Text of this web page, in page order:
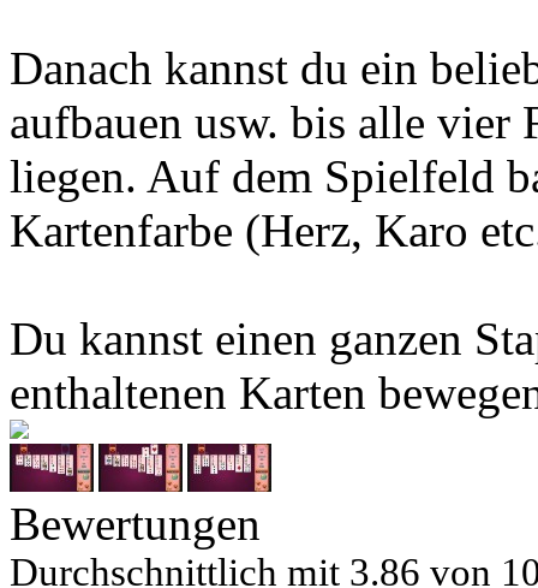
Danach kannst du ein
aufbauen usw. bis alle vier
liegen. Auf dem Spielfeld
Kartenfarbe (Herz, Karo
Du kannst einen ganzen
enthaltenen Karten
Bewertungen
Durchschnittlich mit 3.86 von